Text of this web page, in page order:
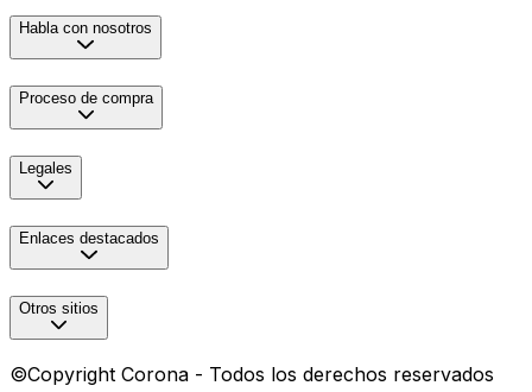
Habla con nosotros
Proceso de compra
Legales
Enlaces destacados
Otros sitios
©Copyright Corona - Todos los derechos reservados